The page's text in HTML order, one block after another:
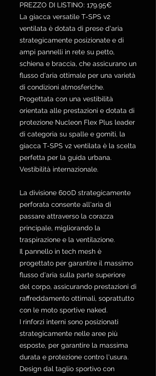
PREZZO DI LISTINO: 179.95€
La giacca versatile T-SPS v2
ventilata è dotata di prese d'aria
strategicamente posizionate e di
ampi pannelli in rete su petto,
schiena e braccia, che assicurano un
flusso d'aria ottimale per una varietà
di condizioni atmosferiche.
Progettata con una vestibilità
orientata alle prestazioni e dotata di
protezione Nucleon Flex Plus leader
di categoria su spalle e gomiti, la
giacca T-SPS v2 ventilata è la scelta
perfetta per la guida urbana.
Vestibilità internazionale.
La divisione 600D strategicamente
perforata consente all'aria di
passare attraverso la corazza
principale, migliorando la
traspirazione e la ventilazione.
Il pannello in tech mesh è
progettato per garantire il massimo
flusso d'aria sulla parte superiore
del corpo, assicurando prestazioni di
raffreddamento ottimali, soprattutto
con le moto sportive naked.
I rinforzi interni sono posizionati
strategicamente nelle aree più
esposte, per garantire la massima
durata e protezione contro l'usura.
Design dal taglio sportivo con